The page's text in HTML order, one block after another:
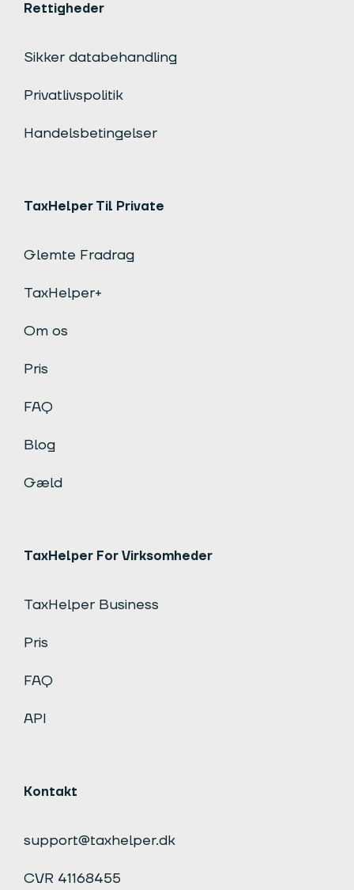
Rettigheder
Sikker databehandling
Privatlivspolitik
Handelsbetingelser
TaxHelper Til Private
Glemte Fradrag
TaxHelper+
Om os
Pris
FAQ
Blog
Gæld
TaxHelper For Virksomheder
TaxHelper Business
Pris
FAQ
API
Kontakt
support@taxhelper.dk
CVR 41168455